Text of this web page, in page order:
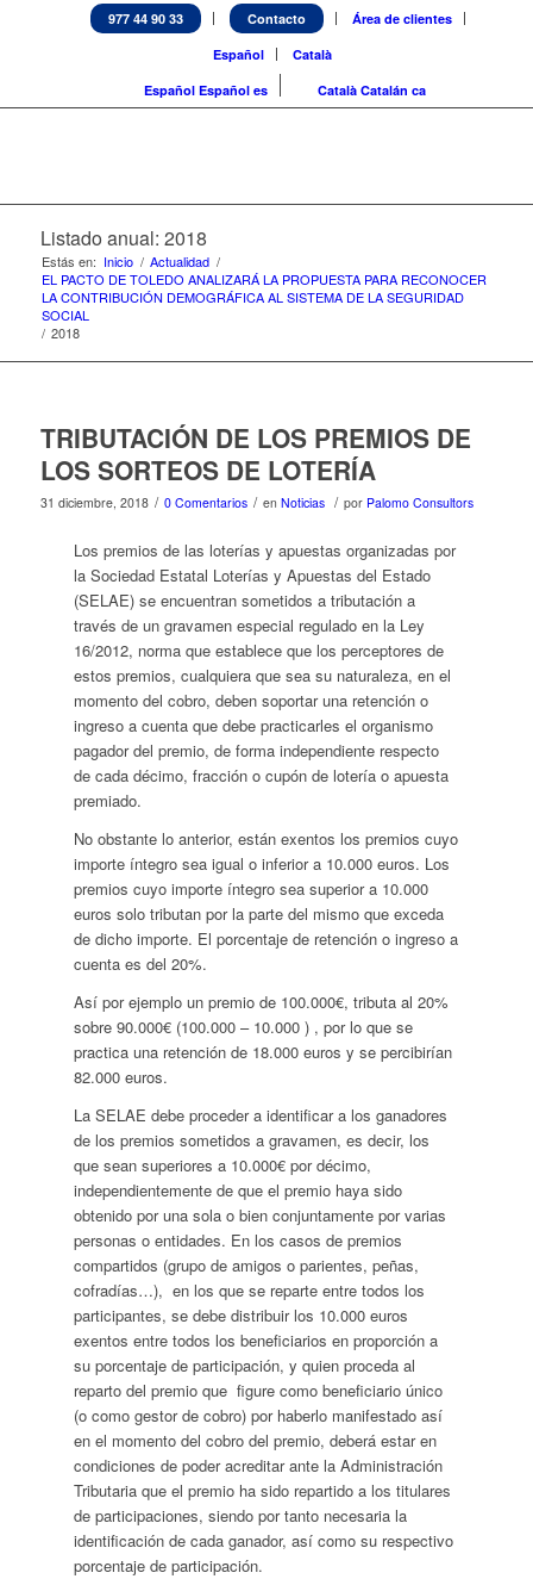
977 44 90 33 Contacto
Área de clientes
Español
Català
Español Español es Català Catalán ca
Listado anual: 2018
Estás en: Inicio / Actualidad /
EL PACTO DE TOLEDO ANALIZARÁ LA PROPUESTA PARA RECONOCER
LA CONTRIBUCIÓN DEMOGRÁFICA AL SISTEMA DE LA SEGURIDAD
SOCIAL
/ 2018
TRIBUTACIÓN DE LOS PREMIOS DE
LOS SORTEOS DE LOTERÍA
31 diciembre, 2018 / 0 Comentarios / en Noticias / por Palomo Consultors
Los premios de las loterías y apuestas organizadas por
la Sociedad Estatal Loterías y Apuestas del Estado
(SELAE) se encuentran sometidos a tributación a
través de un gravamen especial regulado en la Ley
16/2012, norma que establece que los perceptores de
estos premios, cualquiera que sea su naturaleza, en el
momento del cobro, deben soportar una retención o
ingreso a cuenta que debe practicarles el organismo
pagador del premio, de forma independiente respecto
de cada décimo, fracción o cupón de lotería o apuesta
premiado.
No obstante lo anterior, están exentos los premios cuyo
importe íntegro sea igual o inferior a 10.000 euros. Los
premios cuyo importe íntegro sea superior a 10.000
euros solo tributan por la parte del mismo que exceda
de dicho importe. El porcentaje de retención o ingreso a
cuenta es del 20%.
Así por ejemplo un premio de 100.000€, tributa al 20%
sobre 90.000€ (100.000 – 10.000 ) , por lo que se
practica una retención de 18.000 euros y se percibirían
82.000 euros.
La SELAE debe proceder a identificar a los ganadores
de los premios sometidos a gravamen, es decir, los
que sean superiores a 10.000€ por décimo,
independientemente de que el premio haya sido
obtenido por una sola o bien conjuntamente por varias
personas o entidades. En los casos de premios
compartidos (grupo de amigos o parientes, peñas,
cofradías…), en los que se reparte entre todos los
participantes, se debe distribuir los 10.000 euros
exentos entre todos los beneficiarios en proporción a
su porcentaje de participación, y quien proceda al
reparto del premio que figure como beneficiario único
(o como gestor de cobro) por haberlo manifestado así
en el momento del cobro del premio, deberá estar en
condiciones de poder acreditar ante la Administración
Tributaria que el premio ha sido repartido a los titulares
de participaciones, siendo por tanto necesaria la
identificación de cada ganador, así como su respectivo
porcentaje de participación.